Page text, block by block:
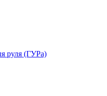
руля (ГУРа)